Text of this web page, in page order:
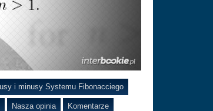
i minusy Systemu Fibonacciego
Nasza opinia Komentarze